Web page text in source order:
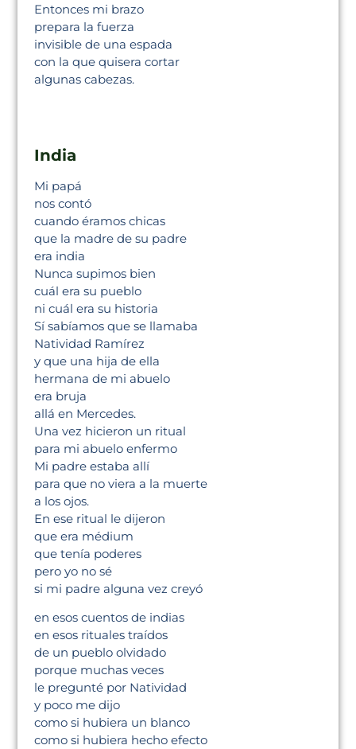
Entonces mi brazo
prepara la fuerza
invisible de una espada
con la que quisera cortar
algunas cabezas.
India
Mi papá
nos contó
cuando éramos chicas
que la madre de su padre
era india
Nunca supimos bien
cuál era su pueblo
ni cuál era su historia
Sí sabíamos que se llamaba
Natividad Ramírez
y que una hija de ella
hermana de mi abuelo
era bruja
allá en Mercedes.
Una vez hicieron un ritual
para mi abuelo enfermo
Mi padre estaba allí
para que no viera a la muerte
a los ojos.
En ese ritual le dijeron
que era médium
que tenía poderes
pero yo no sé
si mi padre alguna vez creyó
en esos cuentos de indias
en esos rituales traídos
de un pueblo olvidado
porque muchas veces
le pregunté por Natividad
y poco me dijo
como si hubiera un blanco
como si hubiera hecho efecto